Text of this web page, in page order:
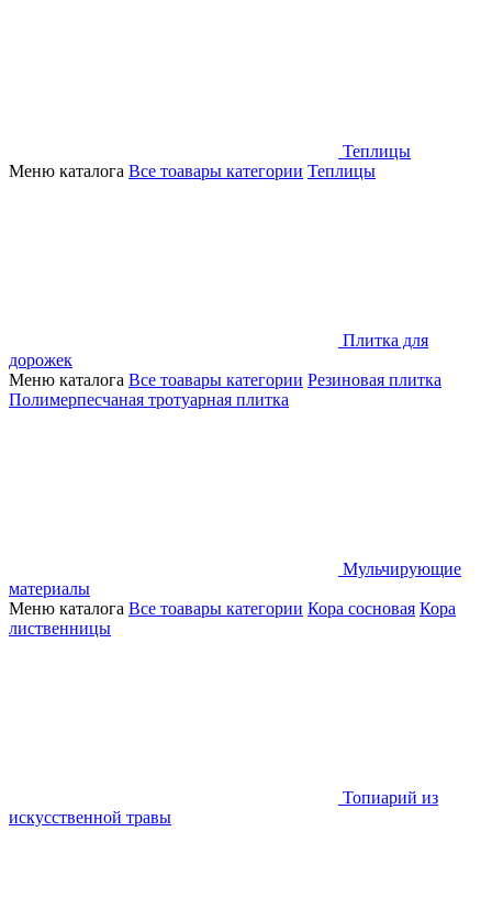
Теплицы
Меню каталога Все тоавары категории Теплицы
Плитка для
дорожек
Меню каталога Все тоавары категории Резиновая плитка
Полимерпесчаная тротуарная плитка
Мульчирующие
материалы
Меню каталога Все тоавары категории Кора сосновая Кора
лиственницы
Топиарий из
искусственной травы